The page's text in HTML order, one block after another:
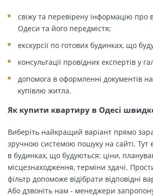
свіжу та перевірену інформацію про
Одеси та його передмістя;
екскурсії по готових будинках, що
консультації провідних експертів у
допомога в оформленні документів
купівлю житла.
Як купити квартиру в Одесі
Виберіть найкращий варіант прямо
зручною системою пошуку на сайті. Тут
в будинках, що будуються: ціни,
місцезнаходження, терміни здачі.
фільтр допоможе відібрати відповідні
Або дзвоніть нам - менеджери